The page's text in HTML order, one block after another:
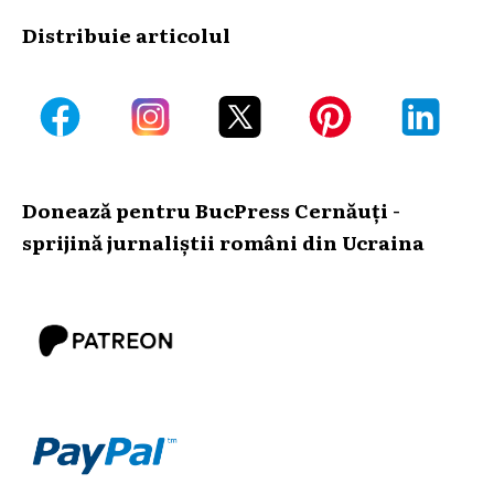
Distribuie articolul
Donează pentru BucPress Cernăuți -
sprijină jurnaliștii români din Ucraina